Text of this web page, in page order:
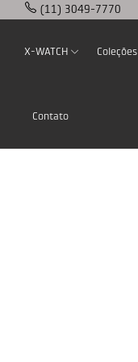
(11) 3049-7770
X-WATCH Coleções
Contato